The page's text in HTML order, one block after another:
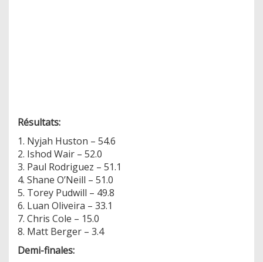
Résultats:
1. Nyjah Huston – 54.6
2. Ishod Wair – 52.0
3. Paul Rodriguez – 51.1
4. Shane O’Neill – 51.0
5. Torey Pudwill – 49.8
6. Luan Oliveira – 33.1
7. Chris Cole – 15.0
8. Matt Berger – 3.4
Demi-finales: